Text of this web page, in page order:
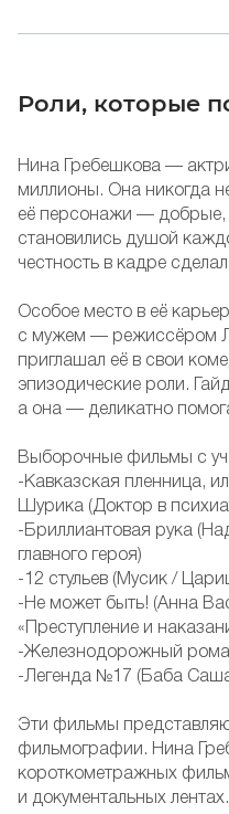
Роли, которые
Нина Гребешкова —
миллионы. Она никогда
её персонажи —
становились душой
честность в кадре
Особое место в её
с мужем — режиссёром
приглашал её в свои
эпизодические роли.
а она — деликатно
Выборочные фильмы с
-Кавказская пленница,
Шурика (Доктор в
-Бриллиантовая рука
главного героя)
-12 стульев (Мусик /
-Не может быть! (Анна
«Преступление и
-Железнодорожный
-Легенда №17 (Баба
Эти фильмы
фильмографии. Нина
короткометражных
и документальных